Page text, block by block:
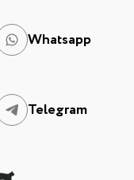
Whatsapp
Telegram